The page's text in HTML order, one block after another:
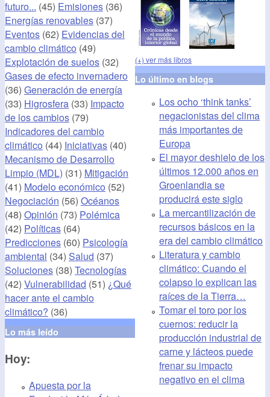
futuro... (45) Emisiones (36)
Energías renovables (37)
Eventos (62) Evidencias del
cambio climático (49)
Explotación de suelos (32)
Gases de efecto invernadero
(36) Generación de energía
(33) Higrosfera (33) Impacto
de los cambios (79)
Indicadores del cambio
climático (44) Iniciativas (40)
Mecanismo de Desarrollo
Limpio (MDL) (31) Mitigación
(41) Modelo económico (52)
Negociación (56) Océanos
(48) Opinión (73) Polémica
(42) Políticas (64)
Predicciones (60) Psicología
ambiental (34) Salud (37)
Soluciones (38) Tecnologías
(42) Vulnerabilidad (51) ¿Qué
hacer ante el cambio
climático? (36)
Lo más leído
Hoy:
Apuesta por la
(+) ver más libros
Lo último en blogs
Los ocho ‘think tanks’
negacionistas del clima
más importantes de
Europa
El mayor deshielo de los
últimos 12.000 años en
Groenlandia se
producirá este siglo
La mercantilización de
recursos básicos en la
era del cambio climático
Literatura y cambio
climático: Cuando el
colapso lo explican las
raíces de la Tierra…
Tomar el toro por los
cuernos: reducir la
producción industrial de
carne y lácteos puede
frenar su impacto
negativo en el clima